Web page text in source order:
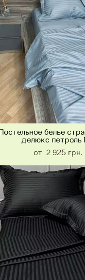
белье
делюкс петроль
от 2 925 грн.